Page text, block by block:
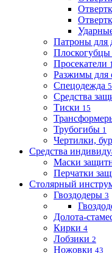
Патроны для
Плоскогубцы
Просекатели
Разжимы для
Спецодежда 5
Средства
Тиски 15
Трубогибы 1
Чертилки,
Средства
Маски
Перчатки
Столярный
Гвоздодеры 3
Долота-
Кирки 4
Лобзики 2
Ножовки 43